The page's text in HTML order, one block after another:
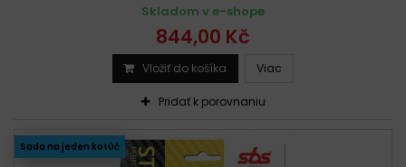
Skladom v e-shope
844,00 Kč
Vložiť do košíka Viac
Pridať k porovnaniu
Sada na jeden kotúč